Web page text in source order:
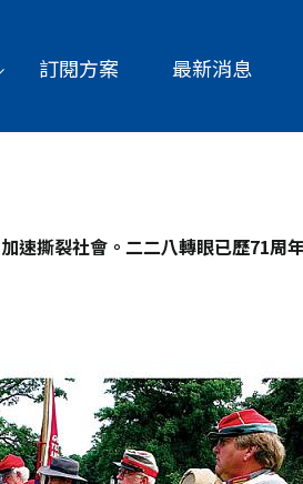
訂閱方案 最新消息
速撕裂社會。二二八轉眼已歷71周